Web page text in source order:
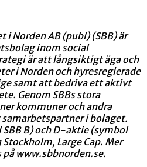
Norden AB (publ) (SBB) är
inom social
är att långsiktigt äga och
i Norden och hyresreglerade
samt att bedriva ett aktivt
Genom SBBs stora
kommuner och andra
i bolaget.
B) och D-aktie (symbol
Stockholm, Large Cap. Mer
www.sbbnorden.se.